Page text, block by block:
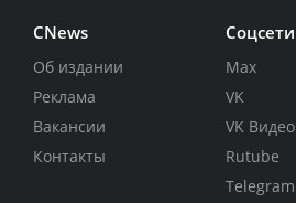
CNews
Об издании
Реклама
Вакансии
Контакты
Соцсети
Max
VK
VK Видео
Rutube
Telegram